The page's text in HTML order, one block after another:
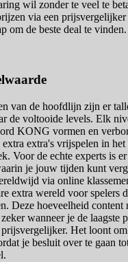
wil zonder te veel te
via een prijsvergelijker
om de beste deal te vinden.
van de hoofdlijn zijn er
de voltooide levels. Elk
KONG vormen en
extra's vrijspelen in het
Voor de echte experts is
je jouw tijden kunt
via online
extra wereld voor spelers
Deze hoeveelheid content
wanneer je de laagste
Het loont
je besluit over te gaan